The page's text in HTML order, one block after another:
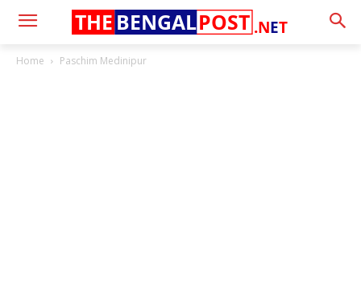
.NET
THE BENGALPOST
Home Paschim Medinipur